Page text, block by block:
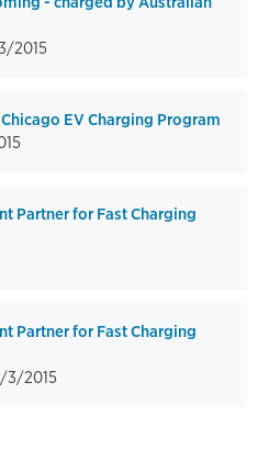
2015
EV Charging Program
Partner for Fast Charging
Partner for Fast Charging
3/2015